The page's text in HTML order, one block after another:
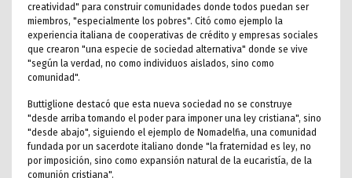
creatividad" para construir comunidades donde todos puedan ser
miembros, "especialmente los pobres". Citó como ejemplo la
experiencia italiana de cooperativas de crédito y empresas sociales
que crearon "una especie de sociedad alternativa" donde se vive
"según la verdad, no como individuos aislados, sino como
comunidad".
Buttiglione destacó que esta nueva sociedad no se construye
"desde arriba tomando el poder para imponer una ley cristiana", sino
"desde abajo", siguiendo el ejemplo de Nomadelfia, una comunidad
fundada por un sacerdote italiano donde "la fraternidad es ley, no
por imposición, sino como expansión natural de la eucaristía, de la
comunión cristiana".